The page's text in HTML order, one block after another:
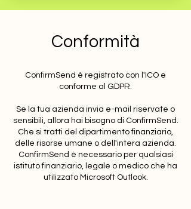
Conformità
ConfirmSend è registrato con l'ICO e
conforme al GDPR.
Se la tua azienda invia e-mail riservate o
sensibili, allora hai bisogno di ConfirmSend.
Che si tratti del dipartimento finanziario,
delle risorse umane o dell'intera azienda.
ConfirmSend è necessario per qualsiasi
istituto finanziario, legale o medico che ha
utilizzato Microsoft Outlook.